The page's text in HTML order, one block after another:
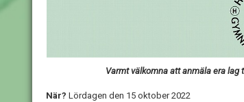
Varmt välkomna att anmäla era
När? Lördagen den 15 oktober 2022